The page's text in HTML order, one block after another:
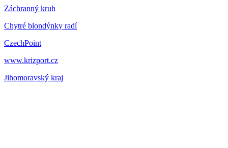
Záchranný kruh
Chytré blondýnky radí
CzechPoint
www.krizport.cz
Jihomoravský kraj